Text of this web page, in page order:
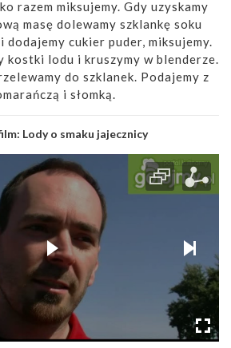
razem miksujemy. Gdy uzyskamy
masę dolewamy szklankę soku
dodajemy cukier puder, miksujemy.
kostki lodu i kruszymy w blenderze.
do szklanek. Podajemy z
i słomką.
Lody o smaku jajecznicy